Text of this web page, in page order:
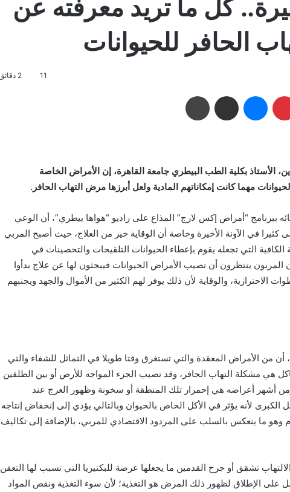
كل ما تريد معرفته عن
الحافر للحيوانات
11 2 دقائق
بينتيريست ماسنجر مشاركة عبر البريد
الأستاذ بكلية الطب البيطري جامعة القاهرة، إن الأمراض الخاصة
مهما كانت إمكاناتهم المادية ولعل أبرزها مرض التهاب الحافر.
ببرنامج “أمراض إكس لارج” المذاع على راديو “هواها بيطري”، أن الوعي
كثيرا في الآونة الأخيرة وخاصة أن الوقاية خير من العلاج، حيث أصبح المربي
التي تجعله يقوم بإعطاء الحيوانات التلقيحات والتحصينات في
المربون ينتظرون أن تصيب الأمراض الحيوانات فيبحثون لها عن علاج بدأوا
الاحترازية، والوقاية لأن ذلك يوفر لهم الكثير من الأموال والجهد ويجنبهم
أن من الأمراض المعقدة والتي تستغرق وقتا طويلا في التماثل للشفاء والتي
هي مشكلة التهاب الحافر، وقد تصيب الجزء المواجه للأرض أو بين الظلفين
أشهر أعراضه هي إحمرار تلك المنطقة أو سخونة وظهور العرج عند
الكبرى لأنه يؤثر في الأكل الخاص بالحيوان وبالتالي يؤدي إلى إنخفاض إنتاجه
وهو ما ينعكس بالسلب على المردود الاقتصادي للمربي، بالإضافة إلى تكاليف
تشقق أو جرح القدمين ما يجعلها عرضة للبكتيريا التي تسبب لها التعفن
على الإطلاق لظهور ذلك المرض هو التغذية؛ لأن سوء التغذية ونقص المواد